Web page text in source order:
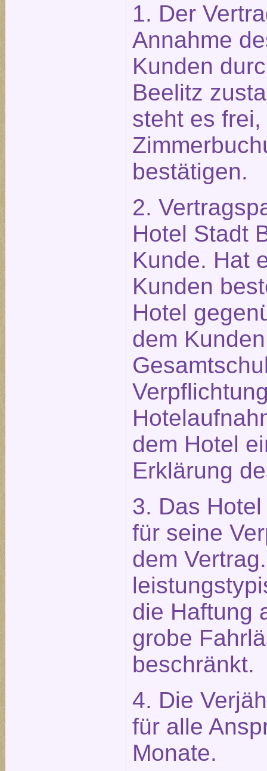
1. Der
Annahme
Kunden
Beelitz
steht es frei,
bestätigen.
2.
Hotel Stadt
Kunde. Hat
Kunden
Hotel
dem
dem Hotel
Erklärung
3. Das
für seine
dem
die Haftung
grobe
beschränkt.
4. Die
für alle
Monate.